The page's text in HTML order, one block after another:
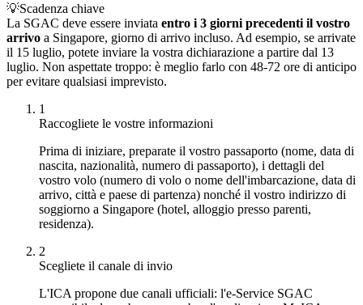
💡Scadenza chiave
La SGAC deve essere inviata entro i 3 giorni precedenti il vostro
arrivo a Singapore, giorno di arrivo incluso. Ad esempio, se arrivate
il 15 luglio, potete inviare la vostra dichiarazione a partire dal 13
luglio. Non aspettate troppo: è meglio farlo con 48-72 ore di anticipo
per evitare qualsiasi imprevisto.
1
Raccogliete le vostre informazioni
Prima di iniziare, preparate il vostro passaporto (nome, data di
nascita, nazionalità, numero di passaporto), i dettagli del
vostro volo (numero di volo o nome dell'imbarcazione, data di
arrivo, città e paese di partenza) nonché il vostro indirizzo di
soggiorno a Singapore (hotel, alloggio presso parenti,
residenza).
2
Scegliete il canale di invio
L'ICA propone due canali ufficiali: l'e-Service SGAC